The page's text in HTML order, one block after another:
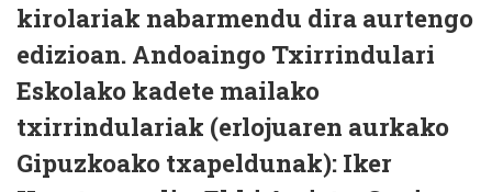
kirolariak nabarmendu dira aurtengo
edizioan. Andoaingo Txirrindulari
Eskolako kadete mailako
txirrindulariak (erlojuaren aurkako
Gipuzkoako txapeldunak): Iker